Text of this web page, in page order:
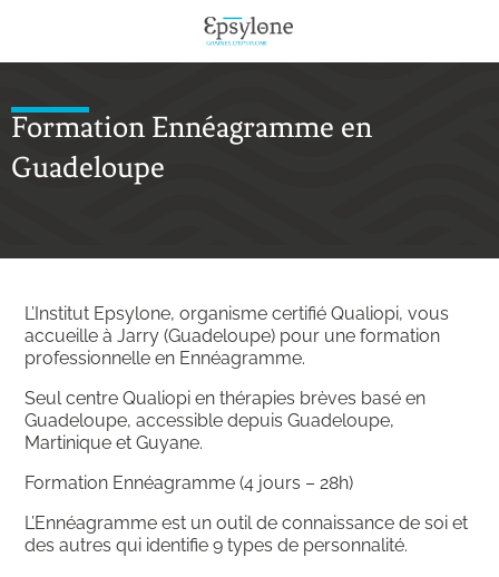
Formation Ennéagramme en
Guadeloupe
L’Institut Epsylone, organisme certifié Qualiopi, vous
accueille à Jarry (Guadeloupe) pour une formation
professionnelle en Ennéagramme.
Seul centre Qualiopi en thérapies brèves basé en
Guadeloupe, accessible depuis Guadeloupe,
Martinique et Guyane.
Formation Ennéagramme (4 jours – 28h)
L’Ennéagramme est un outil de connaissance de soi et
des autres qui identifie 9 types de personnalité.